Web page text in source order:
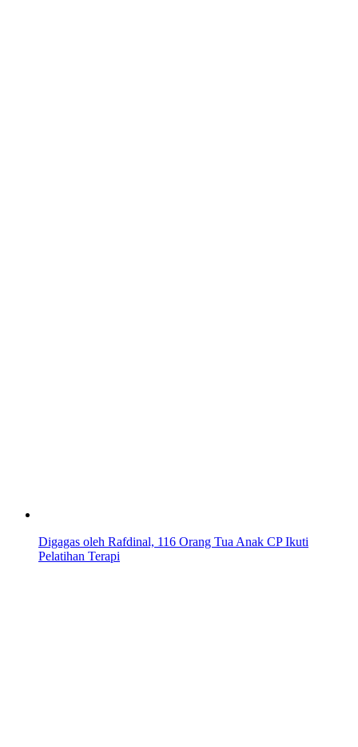
Digagas oleh Rafdinal, 116 Orang Tua Anak CP Ikuti
Pelatihan Terapi